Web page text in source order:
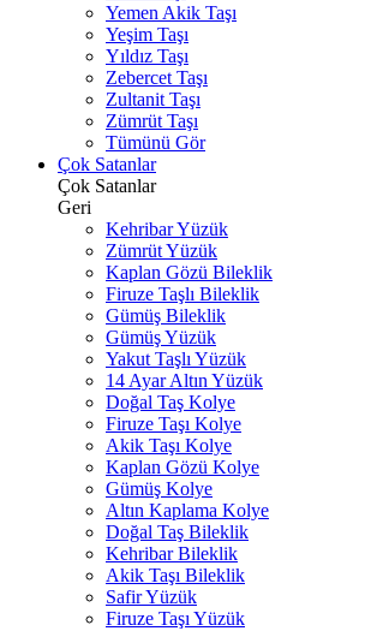
Yemen Akik Taşı
Yeşim Taşı
Yıldız Taşı
Zebercet Taşı
Zultanit Taşı
Zümrüt Taşı
Tümünü Gör
Çok Satanlar
Çok Satanlar
Geri
Kehribar Yüzük
Zümrüt Yüzük
Kaplan Gözü Bileklik
Firuze Taşlı Bileklik
Gümüş Bileklik
Gümüş Yüzük
Yakut Taşlı Yüzük
14 Ayar Altın Yüzük
Doğal Taş Kolye
Firuze Taşı Kolye
Akik Taşı Kolye
Kaplan Gözü Kolye
Gümüş Kolye
Altın Kaplama Kolye
Doğal Taş Bileklik
Kehribar Bileklik
Akik Taşı Bileklik
Safir Yüzük
Firuze Taşı Yüzük